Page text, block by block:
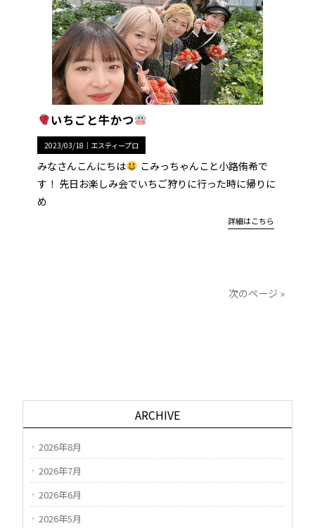
いちごと牛かつ
2023/03/18｜ エスティープロ
みなさんこんにちは
こみっちゃんこと小路侑希で
す！ 先日お楽しみ会でいちご狩りに行った時に帰りに
め
詳細はこちら
次のページ »
ARCHIVE
2026年8月
2026年7月
2026年6月
2026年5月